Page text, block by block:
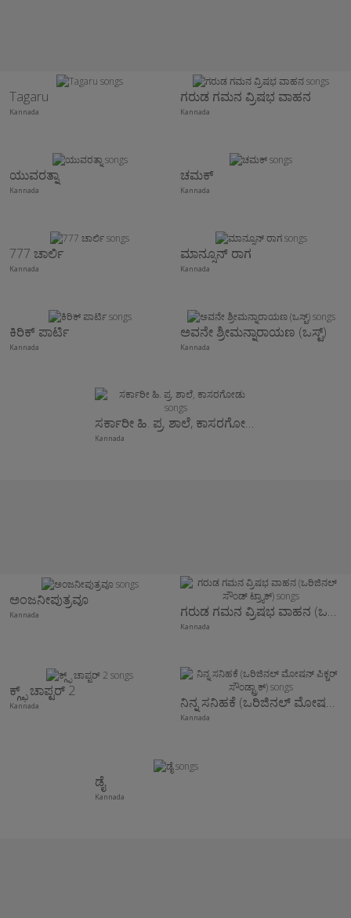
Tagaru
Kannada
ಗರುಡ ಗಮನ ವ್ರಿಷಭ ವಾಹನ
Kannada
ಯುವರತ್ನಾ
Kannada
ಚಮಕ್
Kannada
777 ಚಾರ್ಲಿ
Kannada
ಮಾನ್ಸೂನ್ ರಾಗ
Kannada
ಕಿರಿಕ್ ಪಾರ್ಟಿ
Kannada
ಅವನೇ ಶ್ರೀಮನ್ನಾರಾಯಣ (ಒಸ್ಟ್)
Kannada
ಸರ್ಕಾರೀ ಹಿ. ಪ್ರ. ಶಾಲೆ, ಕಾಸರಗೋಡು
Kannada
ಅಂಜನೀಪುತ್ರವೂ
Kannada ಗರುಡ ಗಮನ ವ್ರಿಷಭ ವಾಹನ (ಒರಿಜಿನಲ್ ಸೌಂಡ್ ಟ್ರ್ಯಾಕ್)
Kannada
ಕ್ಗ್ಫ್ ಚಾಪ್ಟರ್ 2
Kannada ನಿನ್ನ ಸನಿಹಕೆ (ಒರಿಜಿನಲ್ ಮೋಷನ್ ಪಿಕ್ಚರ್ ಸೌಂಡ್ಟ್ರಾಕ್)
Kannada
ಡೈ
Kannada